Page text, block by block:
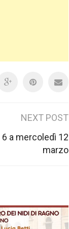
NEXT POST
a mercoledì 12
marzo